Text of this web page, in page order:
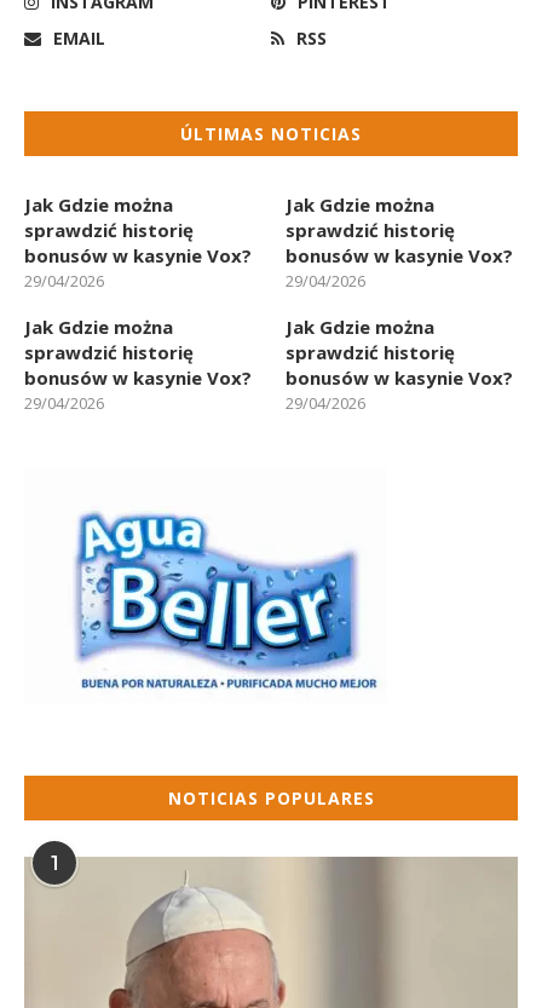
EMAIL
RSS
ÚLTIMAS NOTICIAS
Jak Gdzie można
sprawdzić historię
bonusów w kasynie Vox?
29/04/2026
Jak Gdzie można
sprawdzić historię
bonusów w kasynie Vox?
29/04/2026
Jak Gdzie można
sprawdzić historię
bonusów w kasynie Vox?
29/04/2026
Jak Gdzie można
sprawdzić historię
bonusów w kasynie Vox?
29/04/2026
NOTICIAS POPULARES
1